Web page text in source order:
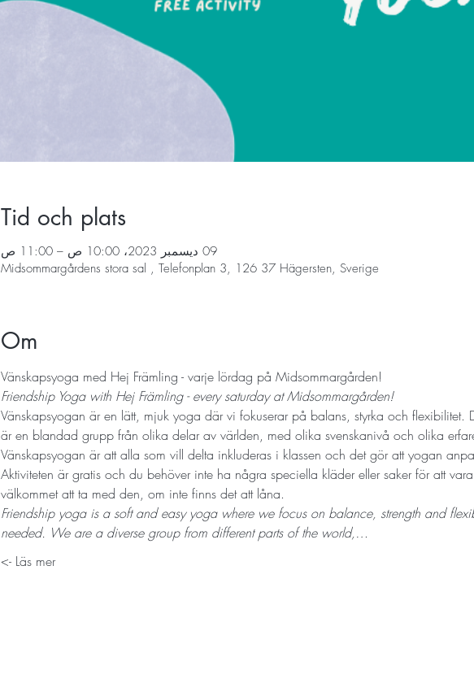
Tid och plats
09 ديسمبر 2023، 10:00 ص – 11:00 ص
Midsommargårdens stora sal , Telefonplan 3, 126 37 Hägersten, Sverige
Om
Vänskapsyoga med Hej Främling - varje lördag på Midsommargården!
Friendship Yoga with Hej Främling - every saturday at Midsommargården!
Vänskapsyogan är en lätt, mjuk yoga där vi fokuserar på balans, styrka och flexibilitet.
är en blandad grupp från olika delar av världen, med olika svenskanivå och olika
Vänskapsyogan är att alla som vill delta inkluderas i klassen och det gör att yogan
Aktiviteten är gratis och du behöver inte ha några speciella kläder eller saker för att
välkommet att ta med den, om inte finns det att låna.
Friendship yoga is a soft and easy yoga where we focus on balance, strength and
needed. We are a diverse group from different parts of the world,…
Läs mer ->